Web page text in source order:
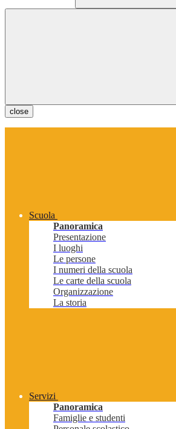
close
Scuola
Panoramica
Presentazione
I luoghi
Le persone
I numeri della scuola
Le carte della scuola
Organizzazione
La storia
Servizi
Panoramica
Famiglie e studenti